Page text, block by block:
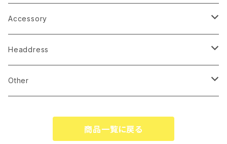
Accessory
earrings
pierce
Headdress
linestone comb
Other
商品一覧に戻る